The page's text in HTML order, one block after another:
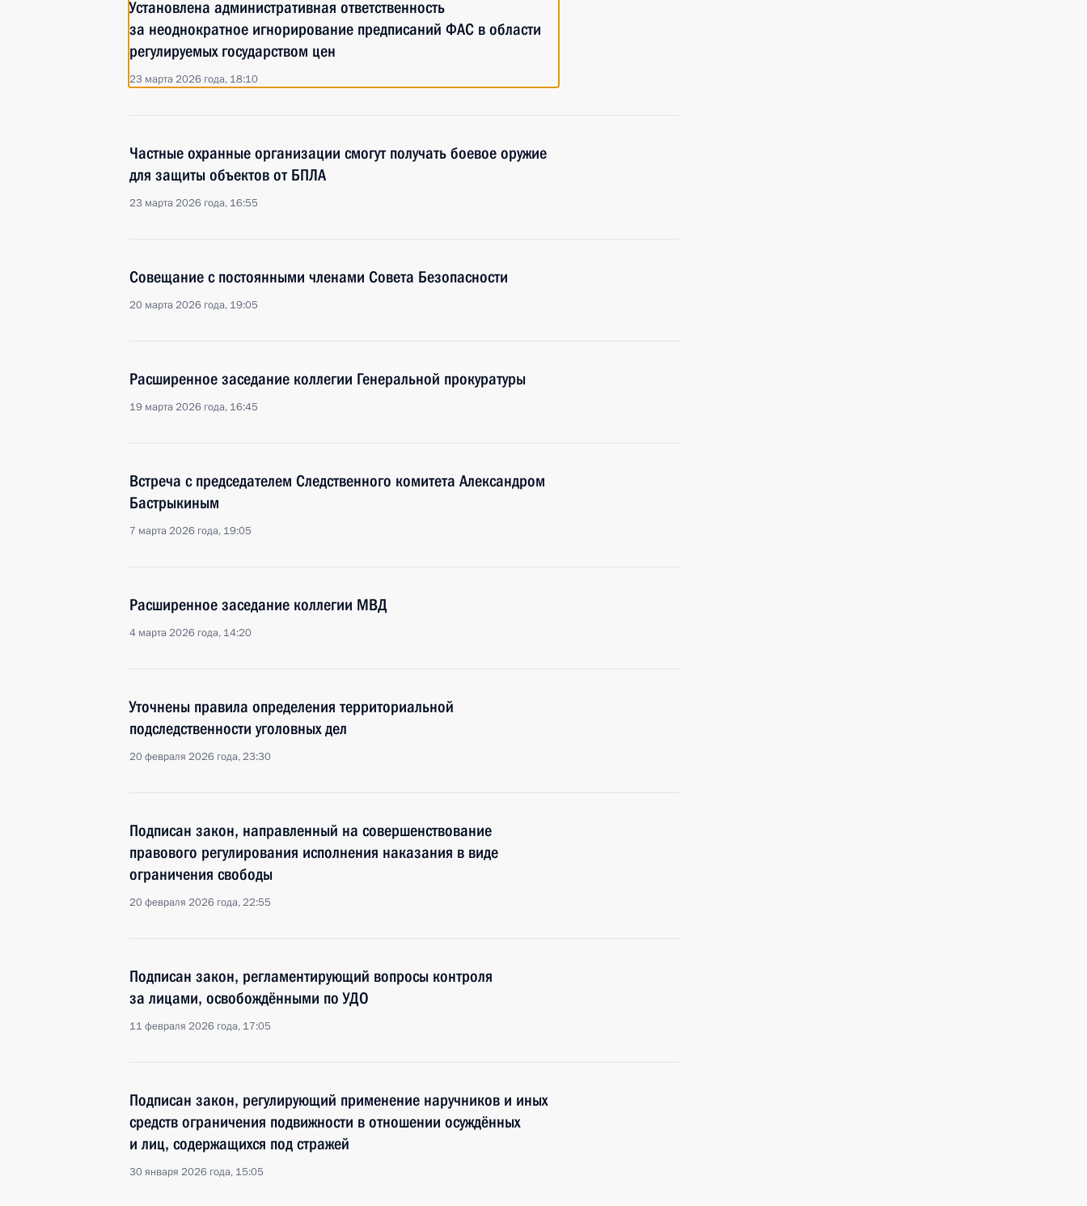
Установлена административная ответственность
за неоднократное игнорирование предписаний ФАС в области
регулируемых государством цен
23 марта 2026 года, 18:10
Частные охранные организации смогут получать боевое оружие
для защиты объектов от БПЛА
23 марта 2026 года, 16:55
Совещание с постоянными членами Совета Безопасности
20 марта 2026 года, 19:05
Расширенное заседание коллегии Генеральной прокуратуры
19 марта 2026 года, 16:45
Встреча с председателем Следственного комитета Александром
Бастрыкиным
7 марта 2026 года, 19:05
Расширенное заседание коллегии МВД
4 марта 2026 года, 14:20
Уточнены правила определения территориальной
подследственности уголовных дел
20 февраля 2026 года, 23:30
Подписан закон, направленный на совершенствование
правового регулирования исполнения наказания в виде
ограничения свободы
20 февраля 2026 года, 22:55
Подписан закон, регламентирующий вопросы контроля
за лицами, освобождёнными по УДО
11 февраля 2026 года, 17:05
Подписан закон, регулирующий применение наручников и иных
средств ограничения подвижности в отношении осуждённых
и лиц, содержащихся под стражей
30 января 2026 года, 15:05